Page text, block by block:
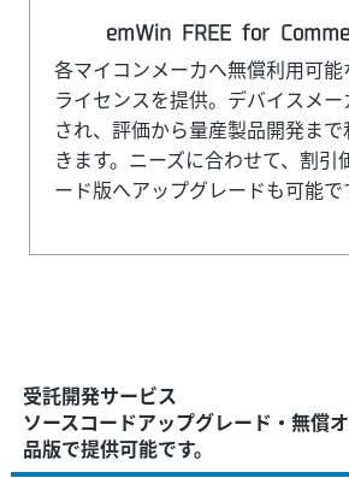
emWin FREE for
各マイコンメーカへ無償利用可能
ライセンスを提供。デバイスメー
され、評価から量産製品開発まで
きます。ニーズに合わせて、割引
ード版へアップグレードも可能で
受託開発サービス
ソースコードアップグレード・無償
品版で提供可能です。